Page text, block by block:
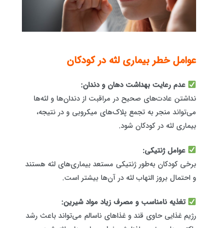
عوامل خطر بیماری‌ لثه در کودکان
عدم رعایت بهداشت دهان و دندان:
نداشتن عادت‌های صحیح در مراقبت از دندان‌ها و لثه‌ها
می‌تواند منجر به تجمع پلاک‌های میکروبی و در نتیجه،
بیماری لثه در کودکان شود.
عوامل ژنتیکی:
برخی کودکان به‌طور ژنتیکی مستعد بیماری‌های لثه هستند
و احتمال بروز التهاب لثه در آن‌ها بیشتر است.
تغذیه نامناسب و مصرف زیاد مواد شیرین:
رژیم غذایی حاوی قند و غذاهای ناسالم می‌تواند باعث رشد